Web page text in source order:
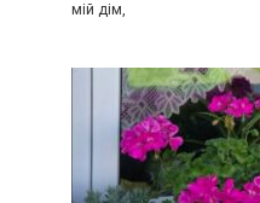
мій дім,